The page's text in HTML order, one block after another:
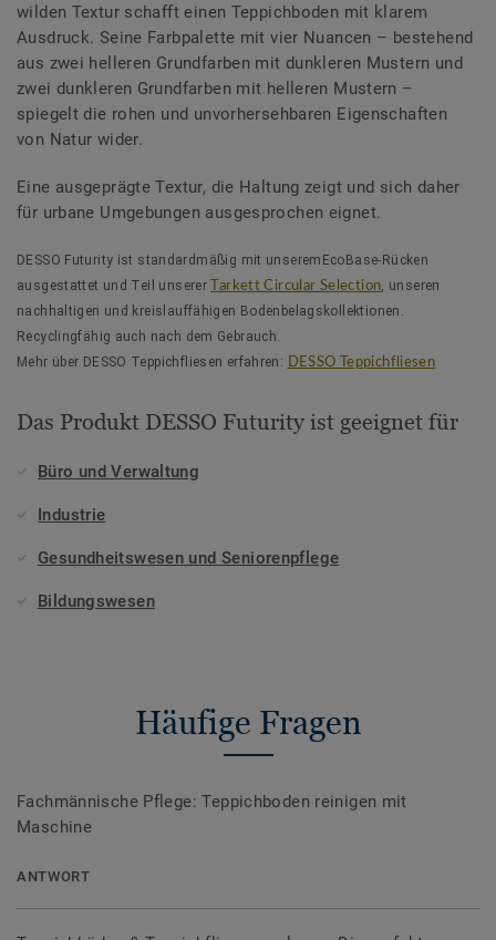
wilden Textur schafft einen Teppichboden mit klarem
Ausdruck. Seine Farbpalette mit vier Nuancen – bestehend
aus zwei helleren Grundfarben mit dunkleren Mustern und
zwei dunkleren Grundfarben mit helleren Mustern –
spiegelt die rohen und unvorhersehbaren Eigenschaften
von Natur wider.
Eine ausgeprägte Textur, die Haltung zeigt und sich daher
für urbane Umgebungen ausgesprochen eignet.
DESSO Futurity ist standardmäßig mit unseremEcoBase-Rücken
ausgestattet und Teil unserer
Tarkett Circular Selection, unseren
nachhaltigen und kreislauffähigen Bodenbelagskollektionen.
Recyclingfähig auch nach dem Gebrauch.
Mehr über DESSO Teppichfliesen erfahren: DESSO Teppichfliesen
Das Produkt DESSO Futurity ist geeignet für
Büro und Verwaltung
Industrie
Gesundheitswesen und Seniorenpflege
Bildungswesen
Häufige Fragen
Fachmännische Pflege: Teppichboden reinigen mit
Maschine
ANTWORT